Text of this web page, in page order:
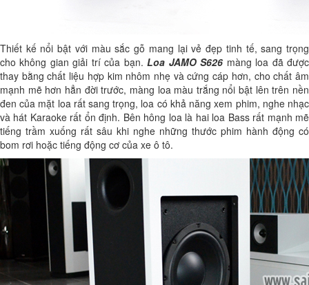
Thiết kế nổi bật với màu sắc gỗ mang lại vẻ đẹp tinh tế, sang trọng
cho không gian giải trí của bạn.Loa JAMO S626 màng loa đã được
thay bằng chất liệu hợp kim nhôm nhẹ và cứng cáp hơn, cho chất âm
mạnh mẽ hơn hẳn đời trước, màng loa màu trắng nổi bật lên trên nền
đen của mặt loa rất sang trọng, loa có khả năng xem phim, nghe nhạc
và hát Karaoke rất ổn định. Bên hông loa là hai loa Bass rất mạnh mẽ
tiếng trầm xuống rất sâu khi nghe những thước phim hành động có
bom rơi hoặc tiếng động cơ của xe ô tô.